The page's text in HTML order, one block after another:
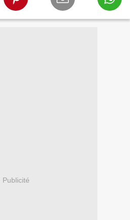
Publicité